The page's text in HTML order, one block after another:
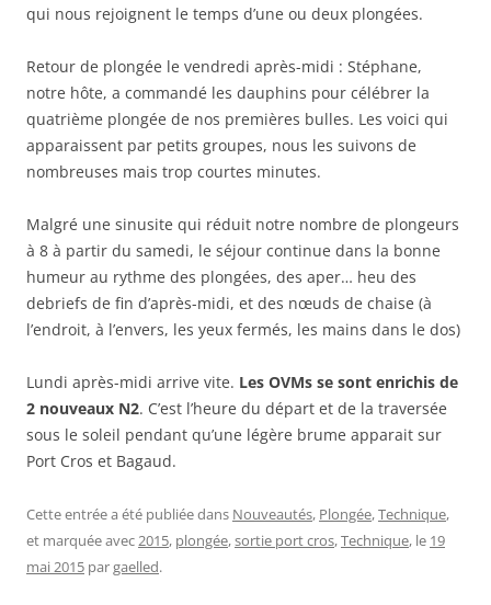
qui nous rejoignent le temps d’une ou deux plongées.
Retour de plongée le vendredi après-midi : Stéphane,
notre hôte, a commandé les dauphins pour célébrer la
quatrième plongée de nos premières bulles. Les voici qui
apparaissent par petits groupes, nous les suivons de
nombreuses mais trop courtes minutes.
Malgré une sinusite qui réduit notre nombre de plongeurs
à 8 à partir du samedi, le séjour continue dans la bonne
humeur au rythme des plongées, des aper… heu des
debriefs de fin d’après-midi, et des nœuds de chaise (à
l’endroit, à l’envers, les yeux fermés, les mains dans le dos)
Lundi après-midi arrive vite. Les OVMs se sont enrichis de
2 nouveaux N2. C’est l’heure du départ et de la traversée
sous le soleil pendant qu’une légère brume apparait sur
Port Cros et Bagaud.
Cette entrée a été publiée dans Nouveautés, Plongée,Technique,
et marquée avec2015, plongée,sortie port cros,Technique, le 19
mai 2015 pargaelled.